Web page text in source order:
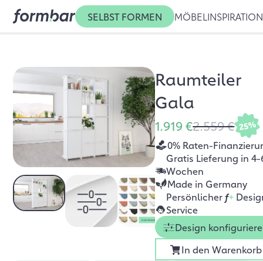
SELBST FORMEN MÖBEL INSPIRATION
Raumteiler
Gala
1.919 €2.559 € 25%
0% Raten-
Gratis Lieferung in 4-
Wochen
Made in Germany
Persönlicher f+
Service
Design
In den Warenkorb